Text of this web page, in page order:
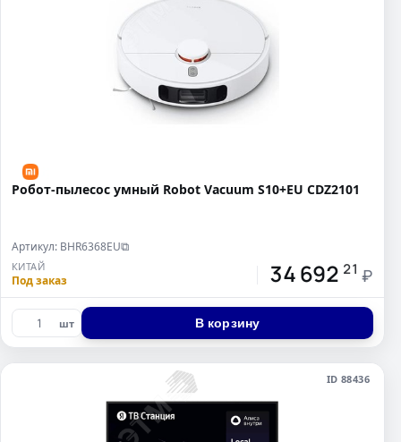
Робот-пылесос умный Robot Vacuum S10+EU CDZ2101
Артикул: BHR6368EU⧉
КИТАЙ
Под заказ 34 692 21 ₽
шт В корзину
ID 88436